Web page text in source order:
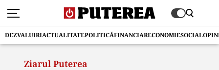
DEZVALUIRIACTUALITATEPOLITICĂFINANCIARECONOMIESOCIAL
Ziarul Puterea